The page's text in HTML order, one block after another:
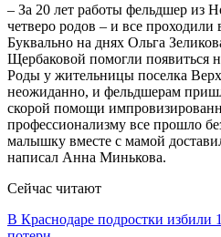
– За 20 лет работы фельдшер из
четверо родов – и все
Буквально на днях Ольга
Щербаковой помогли появиться
Роды у жительницы поселка
неожиданно, и фельдшерам
скорой помощи
профессионализму все прошло
малышку вместе с мамой
написал Анна Минькова.
Сейчас читают
В Краснодаре подростки избили